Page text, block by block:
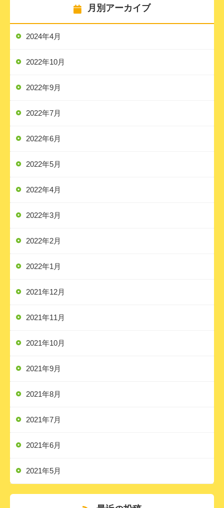
月別アーカイブ
2024年4月
2022年10月
2022年9月
2022年7月
2022年6月
2022年5月
2022年4月
2022年3月
2022年2月
2022年1月
2021年12月
2021年11月
2021年10月
2021年9月
2021年8月
2021年7月
2021年6月
2021年5月